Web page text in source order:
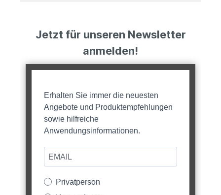
Jetzt für unseren Newsletter
anmelden!
Erhalten Sie immer die neuesten
Angebote und Produktempfehlungen
sowie hilfreiche
Anwendungsinformationen.
Privatperson